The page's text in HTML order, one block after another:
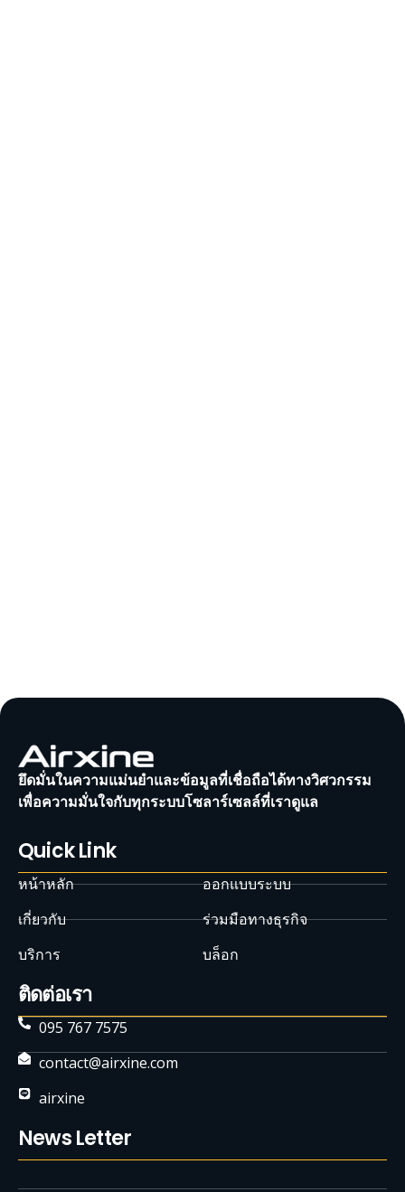
ยึดมั่นในความแม่นยำและข้อมูลที่เชื่อถือได้ทางวิศวกรรม
เพื่อความมั่นใจกับทุกระบบโซลาร์เซลล์ที่เราดูแล
Quick Link
หน้าหลัก
เกี่ยวกับ
บริการ
ออกแบบระบบ
ร่วมมือทางธุรกิจ
บล็อก
ติดต่อเรา
095 767 7575
contact@airxine.com
airxine
News Letter